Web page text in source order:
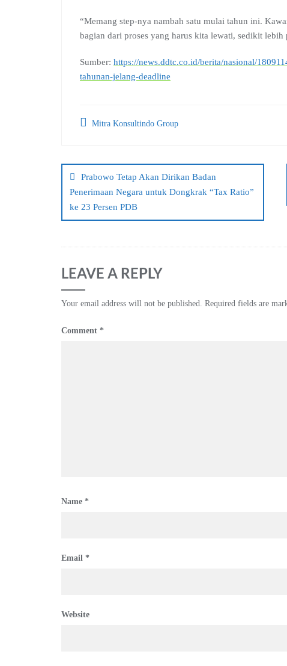
“Memang step-nya nambah satu mulai tahun ini.
bagian dari proses yang harus kita lewati, sedikit lebih
Sumber: https://news.ddtc.co.id/berita/nasional/
tahunan-jelang-deadline
Mitra Konsultindo Group
Post
navigation
Prabowo Tetap Akan Dirikan Badan
Penerimaan Negara untuk Dongkrak “Tax Ratio”
ke 23 Persen PDB
LEAVE A REPLY
Your email address will not be published. Required fields are
Comment *
Name *
Email *
Website